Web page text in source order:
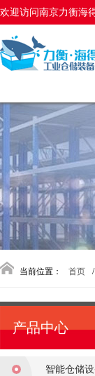
欢迎访问南京力衡海
当前位置： 首页 /
产品中心
智能仓储